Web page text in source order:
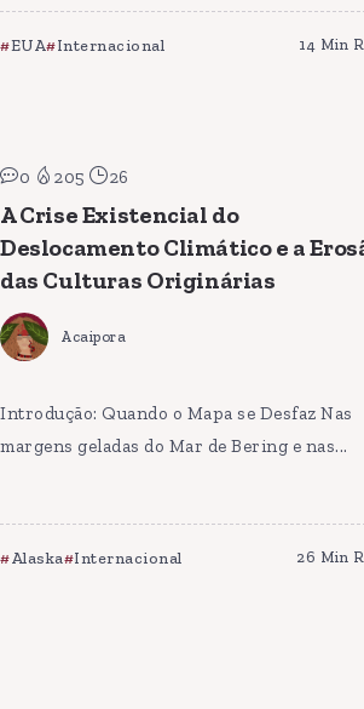
EUA Internacional 14 Min
0 205 26
A Crise Existencial do
Deslocamento Climático e a
das Culturas Originárias
Acaipora
Introdução: Quando o Mapa se Desfaz Nas
margens geladas do Mar de Bering e nas...
Alaska Internacional 26 Min